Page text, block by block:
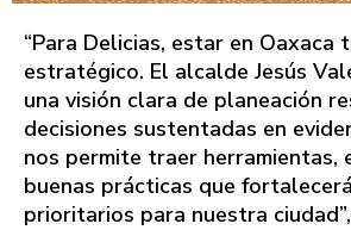
“Para Delicias, estar en Oaxaca
estratégico. El alcalde Jesús
una visión clara de planeación
decisiones sustentadas en
nos permite traer herramientas,
buenas prácticas que
prioritarios para nuestra